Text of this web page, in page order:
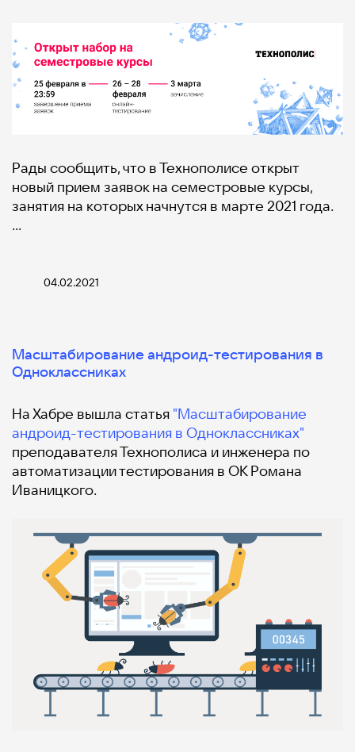
Рады сообщить, что в Технополисе открыт
новый прием заявок на семестровые курсы,
занятия на которых начнутся в марте 2021 года.
…
04.02.2021
Масштабирование андроид-тестирования в
Одноклассниках
На Хабре вышла статья "Масштабирование
андроид-тестирования в Одноклассниках"
преподавателя Технополиса и инженера по
автоматизации тестирования в ОК Романа
Иваницкого.